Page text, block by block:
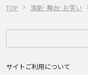
TOP 演劇･舞台･お笑い
サイトご利用について